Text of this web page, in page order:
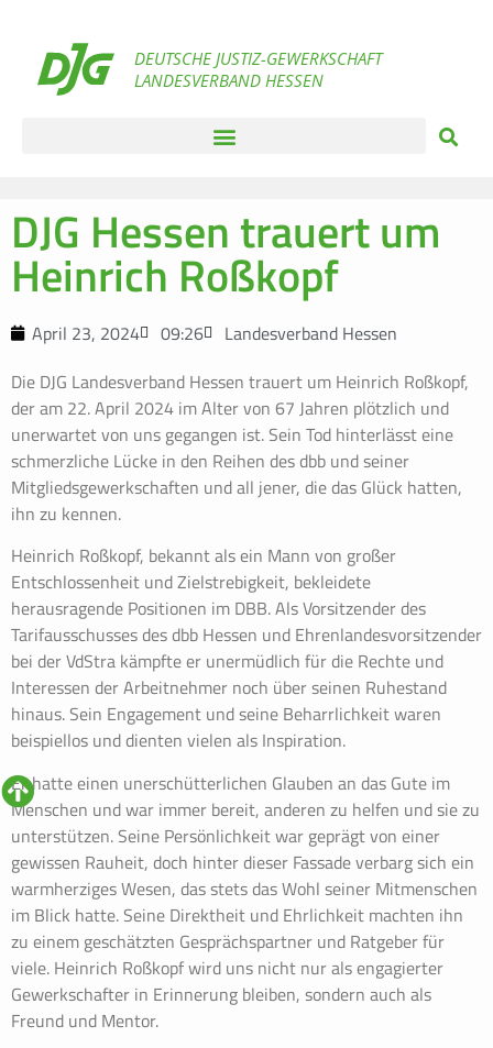
DEUTSCHE JUSTIZ-GEWERKSCHAFT
LANDESVERBAND HESSEN
DJG Hessen trauert um
Heinrich Roßkopf
April 23, 2024 09:26
Landesverband Hessen
Die DJG Landesverband Hessen trauert um Heinrich Roßkopf,
der am 22. April 2024 im Alter von 67 Jahren plötzlich und
unerwartet von uns gegangen ist. Sein Tod hinterlässt eine
schmerzliche Lücke in den Reihen des dbb und seiner
Mitgliedsgewerkschaften und all jener, die das Glück hatten,
ihn zu kennen.
Heinrich Roßkopf, bekannt als ein Mann von großer
Entschlossenheit und Zielstrebigkeit, bekleidete
herausragende Positionen im DBB. Als Vorsitzender des
Tarifausschusses des dbb Hessen und Ehrenlandesvorsitzender
bei der VdStra kämpfte er unermüdlich für die Rechte und
Interessen der Arbeitnehmer noch über seinen Ruhestand
hinaus. Sein Engagement und seine Beharrlichkeit waren
beispiellos und dienten vielen als Inspiration.
Er hatte einen unerschütterlichen Glauben an das Gute im
Menschen und war immer bereit, anderen zu helfen und sie zu
unterstützen. Seine Persönlichkeit war geprägt von einer
gewissen Rauheit, doch hinter dieser Fassade verbarg sich ein
warmherziges Wesen, das stets das Wohl seiner Mitmenschen
im Blick hatte. Seine Direktheit und Ehrlichkeit machten ihn
zu einem geschätzten Gesprächspartner und Ratgeber für
viele. Heinrich Roßkopf wird uns nicht nur als engagierter
Gewerkschafter in Erinnerung bleiben, sondern auch als
Freund und Mentor.